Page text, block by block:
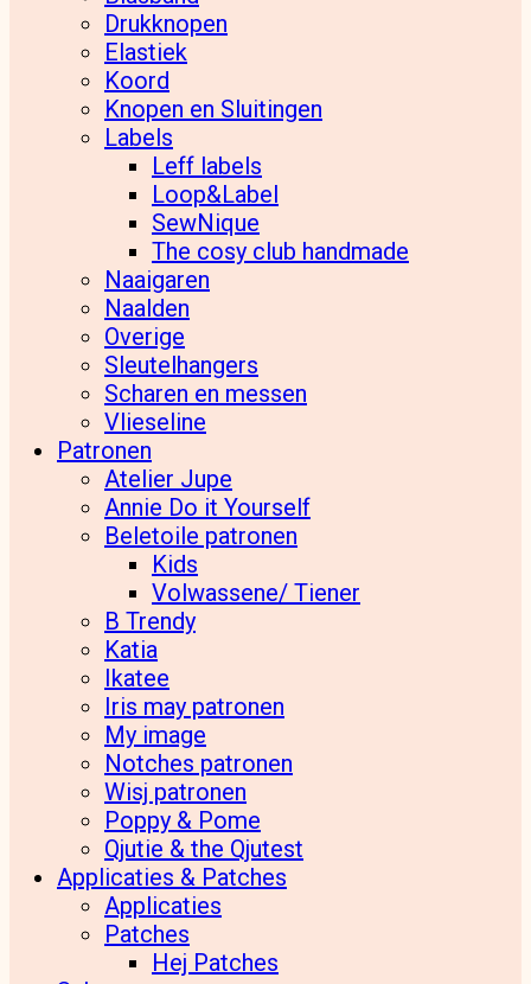
Drukknopen
Elastiek
Koord
Knopen en Sluitingen
Labels
Leff labels
Loop&Label
SewNique
The cosy club handmade
Naaigaren
Naalden
Overige
Sleutelhangers
Scharen en messen
Vlieseline
Patronen
Atelier Jupe
Annie Do it Yourself
Beletoile patronen
Kids
Volwassene/ Tiener
B Trendy
Katia
Ikatee
Iris may patronen
My image
Notches patronen
Wisj patronen
Poppy & Pome
Qjutie & the Qjutest
Applicaties & Patches
Applicaties
Patches
Hej Patches